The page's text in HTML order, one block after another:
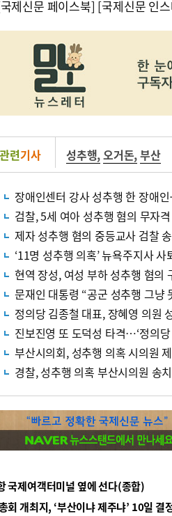
제신문 페이스북] [국제신문 인
관련기사 성추행,오거돈,부산
장애인센터 강사 성추행 한 장애
검찰, 5세 여아 성추행 혐의 무자
제자 성추행 혐의 중등교사 검찰
‘11명 성추행 의혹’ 뉴욕주지사 사
현역 장성, 여성 부하 성추행 혐의
문재인 대통령 “공군 성추행 그
정의당 김종철 대표, 장혜영 의원
진보진영 또 도덕성 타격…‘정의당
부산시의회, 성추행 의혹 시의원
경찰, 성추행 의혹 부산시의원 송치
국제여객터미널 옆에 선다(종합)
개최지, ‘부산이냐 제주냐’ 10일 결